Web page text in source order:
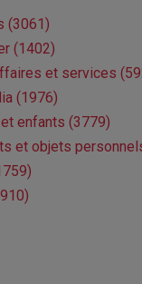
(3061)
(1402)
et services
(1976)
enfants (3779)
et objets